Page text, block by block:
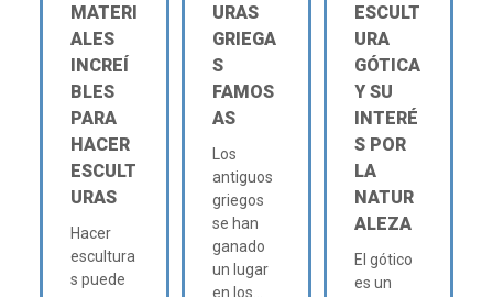
MATERI
ALES
INCREÍ
BLES
PARA
HACER
ESCULT
URAS
Hacer
escultura
s puede
URAS
GRIEGA
S
FAMOS
AS
Los
antiguos
griegos
se han
ganado
un lugar
en los...
ESCULT
URA
GÓTICA
Y SU
INTERÉ
S POR
LA
NATUR
ALEZA
El gótico
es un